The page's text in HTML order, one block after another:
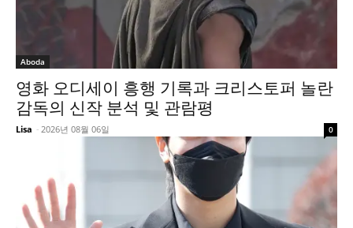
Aboda
영화 오디세이 흥행 기록과 크리스토퍼 놀란
감독의 신작 분석 및 관람평
Lisa - 2026년 08월 06일 0